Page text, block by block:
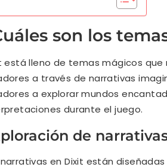
son los
está lleno de temas mágicos
a través de narrativas
a explorar mundos
durante el juego.
de
narrativas en Dixit están